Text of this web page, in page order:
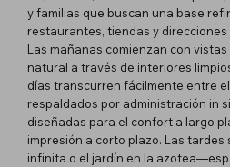
y familias que buscan una base
restaurantes, tiendas y direcciones
Las mañanas comienzan con
natural a través de interiores
días transcurren fácilmente entre
respaldados por administración in
diseñadas para el confort a largo
impresión a corto plazo. Las tardes
infinita o el jardín en la